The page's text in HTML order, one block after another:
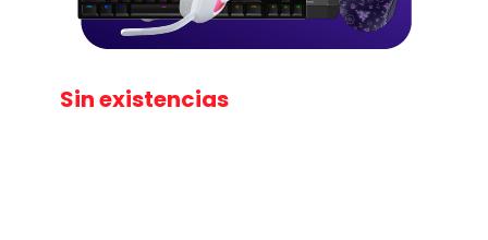
Sin existencias